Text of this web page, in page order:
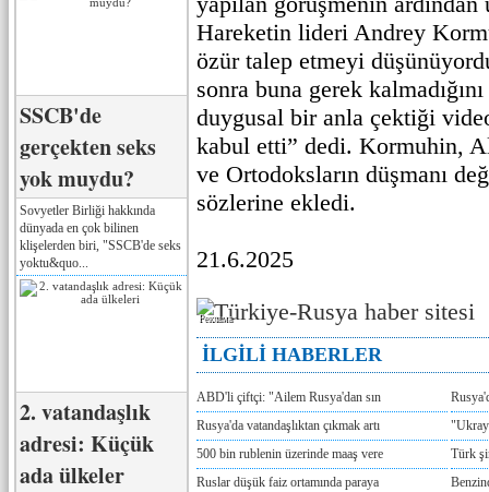
SSCB'de
gerçekten seks
yok muydu?
Sovyetler Birliği hakkında
dünyada en çok bilinen
klişelerden biri, "SSCB'de seks
yoktu&quo...
2. vatandaşlık
adresi: Küçük
ada ülkeler
Hareketin lideri Andrey
özür talep etmeyi
sonra buna gerek
duygusal bir anla çektiği
kabul etti” dedi. Kormuhin,
ve Ortodoksların düşmanı
sözlerine ekledi.
21.6.2025
Реклама
İLGİLİ HABERLER
ABD'li çiftçi: "Ailem Rusya'dan sın
Rusya'da vatandaşlıktan çıkmak artı
500 bin rublenin üzerinde maaş vere
Türk
Ruslar düşük faiz ortamında paraya